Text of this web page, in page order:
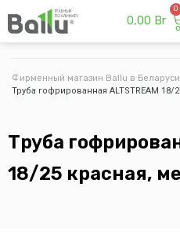
0,00 Br
Фирменный магазин Ballu в Беларуси
Труба гофрированная ALTSTREAM 18/
Труба
18/25 красная,